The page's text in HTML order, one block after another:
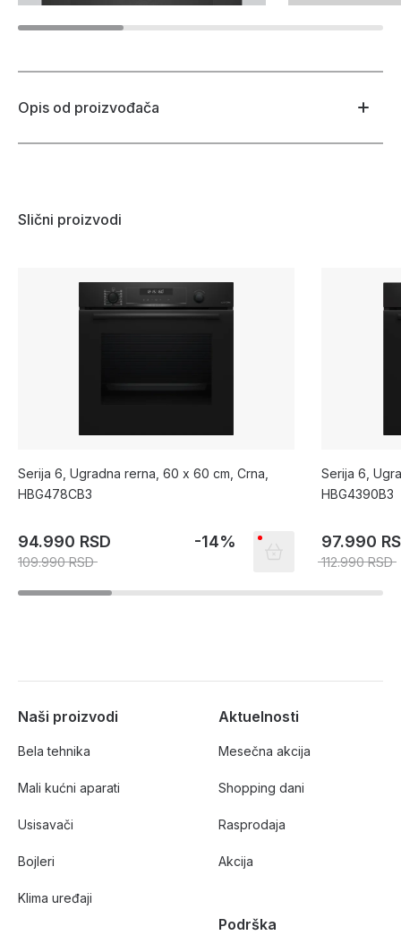
Opis od proizvođača
Slični proizvodi
Serija 6, Ugradna rerna, 60 x 60 cm, Crna,
HBG478CB3
94.990 RSD
109.990 RSD
-14%
Serija 6,
HBG4390B3
97.990
112.990 RSD
Naši proizvodi
Bela tehnika
Mali kućni aparati
Usisavači
Bojleri
Klima uređaji
Aktuelnosti
Mesečna akcija
Shopping dani
Rasprodaja
Akcija
Podrška